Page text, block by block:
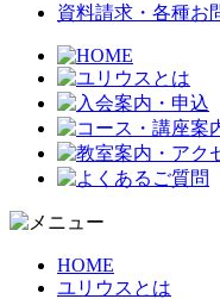
資料請求・各種お
HOME
ユリウスとは